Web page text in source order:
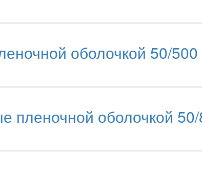
оболочкой 50/
оболочкой